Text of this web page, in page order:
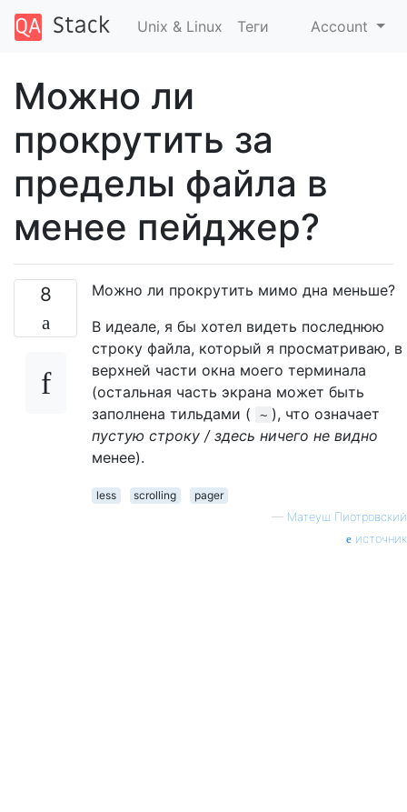
Unix & Linux Теги Account
Можно ли
прокрутить за
пределы файла в
менее пейджер?
8
Можно ли прокрутить мимо дна меньше?
В идеале, я бы хотел видеть последнюю
строку файла, который я просматриваю, в
верхней части окна моего терминала
(остальная часть экрана может быть
заполнена тильдами (
~ ), что означает
пустую строку / здесь ничего не видно
менее).
less scrolling
pager
— Матеуш Пиотровский
источник